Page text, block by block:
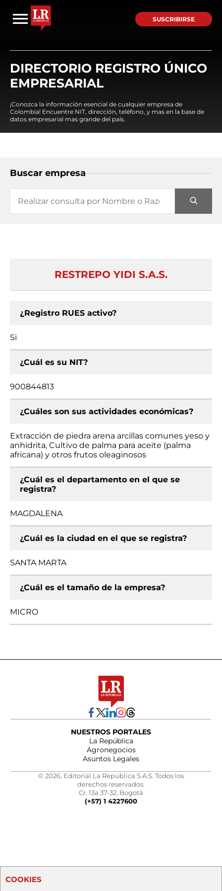
SUSCRIBIRSE
DIRECTORIO REGISTRO ÚNICO
EMPRESARIAL
¡Conozca la información esencial de cualquier empresa de
Colombia! Encuentre NIT, dirección, teléfono, y mas en la base de
datos empresarial mas grande del país.
Buscar empresa
RESTREPO YIDI S.A.S.
¿Registro RUES activo?
Si
¿Cuál es su NIT?
900844813
¿Cuáles son sus actividades económicas?
Extracción de piedra arena arcillas comunes yeso y
anhidrita, Cultivo de palma para aceite (palma
africana) y otros frutos oleaginosos
¿Cuál es el departamento en el que se
registra?
MAGDALENA
¿Cuál es la ciudad en el que se registra?
SANTA MARTA
¿Cuál es el tamaño de la empresa?
MICRO
NUESTROS PORTALES
La República
Agronegocios
Asuntos Legales
© 2026, Editorial La República S.A.S. Todos los
derechos reservados.
Cr. 13a 37-32, Bogotá
(+57) 1 4227600
COOKIES